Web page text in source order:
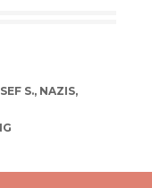
S., NAZIS,